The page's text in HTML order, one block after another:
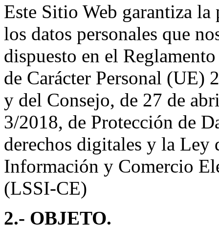
Este Sitio Web garantiza
los datos personales que
dispuesto en el
de Carácter Personal (UE)
y del Consejo, de 27 de
3/2018, de Protección de
derechos digitales y la Ley
Información y Comercio
(LSSI-CE)
2.- OBJETO.